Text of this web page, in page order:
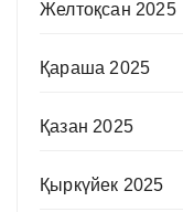
Желтоқсан 2025
Қараша 2025
Қазан 2025
Қыркүйек 2025